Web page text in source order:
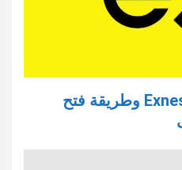
شرح شركة اكسنس Exness وطريقة فتح